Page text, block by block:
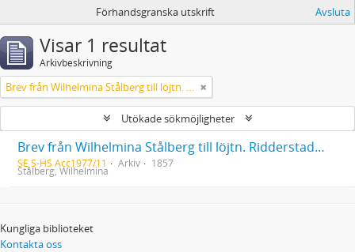
Förhandsgranska utskrift Avsluta
Visar 1 resultat
Arkivbeskrivning
Brev från Wilhelmina Stålberg till löjtn. Ridderstad 1857
Utökade sökmöjligheter
Brev från Wilhelmina Stålberg till löjtn. Ridderstad 1857
SE S-HS Acc1977/11 Arkiv 1857
Stålberg, Wilhelmina
Kungliga biblioteket
Kontakta oss